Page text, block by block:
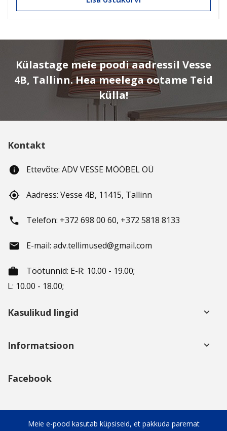
Külastage meie poodi aadressil Vesse
4B, Tallinn. Hea meelega ootame Teid
külla!
Kontakt
info Ettevõte: ADV VESSE MÖÖBEL OÜ
gps_fixed Aadress: Vesse 4B, 11415, Tallinn
phone Telefon: +372 698 00 60, +372 5818 8133
email E-mail: adv.tellimused@gmail.com
working_hours
Töötunnid: E-R: 10.00 - 19.00;
L: 10.00 - 18.00;
Meie e-pood kasutab küpsiseid, et pakkuda paremat
Kasulikud lingid keyboard_arrow_down
Informatsioon keyboard_arrow_down
Facebook
Sotsiaalsed võrgustikud